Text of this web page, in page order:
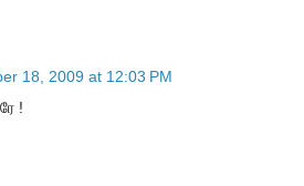
18, 2009 at 12:03 PM
!